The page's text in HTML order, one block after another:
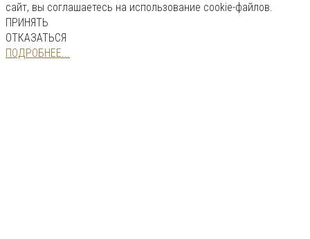
сайт, вы соглашаетесь на использование cookie-файлов.
ПРИНЯТЬ
ОТКАЗАТЬСЯ
ПОДРОБНЕЕ...